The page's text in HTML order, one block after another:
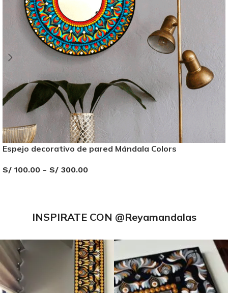
Espejo decorativo de pared Mándala Colors
S/ 100.00 - S/ 300.00
INSPIRATE CON @Reyamandalas